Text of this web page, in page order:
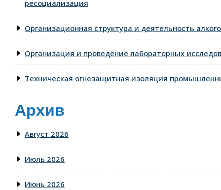
ресоциализация
Организационная структура и деятельность
Организация и проведение лабораторных
Техническая огнезащитная изоляция
Архив
Август 2026
Июль 2026
Июнь 2026